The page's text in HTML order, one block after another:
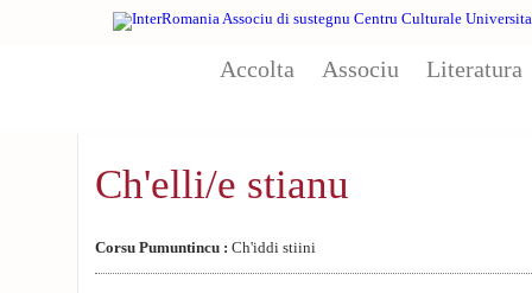
Accolta Associu Literatura
Ch'elli/e stianu
Corsu Pumuntincu : Ch'iddi stiini